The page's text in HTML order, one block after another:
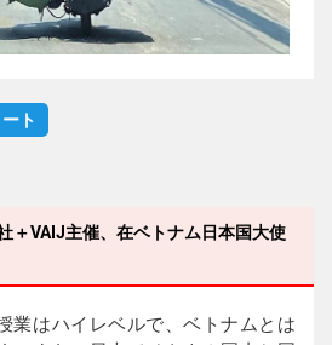
ト
＋VAIJ主催、在ベトナム日本国大使
業はハイレベルで、ベトナムとは